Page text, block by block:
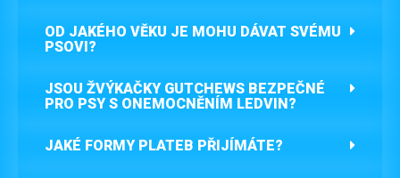
OD JAKÉHO VĚKU JE MOHU DÁVAT SVÉMU
PSOVI?
JSOU ŽVÝKAČKY GUTCHEWS BEZPEČNÉ
PRO PSY S ONEMOCNĚNÍM LEDVIN?
JAKÉ FORMY PLATEB PŘIJÍMÁTE?